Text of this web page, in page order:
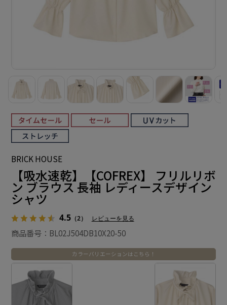
BRICK HOUSE
【吸水速乾】【COFREX】 フリルリボ
ン ブラウス 長袖 レディースデザイン
シャツ
4.5（2） レビューを見る
商品番号：BL02J504DB10X20-50
カラーバリエーションはこちら！